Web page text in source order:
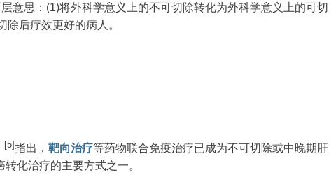
意思：(1)将外科学意义上的不可切除转化为外科学意义上的可切
后疗效更好的病人。
[5]指出， 靶向治疗等药物联合免疫治疗已成为不可切除或中晚期肝
化治疗的主要方式之一。